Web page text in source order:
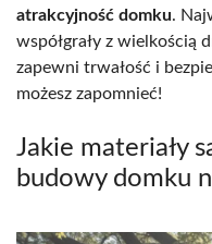
atrakcyjność domku.
współgrały z wielkością
zapewni trwałość i
możesz zapomnieć!
Jakie materiały
budowy domku